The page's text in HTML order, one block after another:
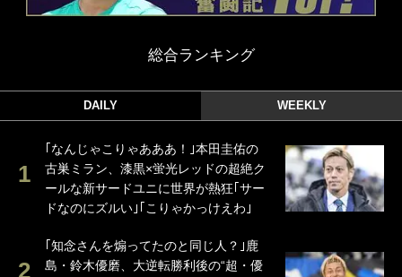
総合ランキング
DAILY WEEKLY
｢なんじゃこりゃあああ！｣本田圭佑の
古巣ミラン、漆黒×蛍光レッドの超絶ク
ールな新サードユニに世界が熱狂｢サー
ドなのにズルい｣｢こりゃかっけえわ｣
｢知念さんを煽ってたのと同じ人？｣鹿
島・鈴木優磨、大逆転勝利後の“超・優